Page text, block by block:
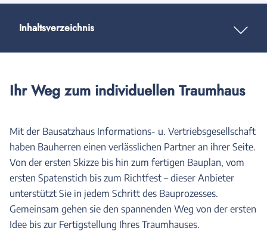
Inhaltsverzeichnis
Ihr Weg zum individuellen Traumhaus
Mit der Bausatzhaus Informations- u. Vertriebsgesellschaft
haben Bauherren einen verlässlichen Partner an ihrer Seite.
Von der ersten Skizze bis hin zum fertigen Bauplan, vom
ersten Spatenstich bis zum Richtfest – dieser Anbieter
unterstützt Sie in jedem Schritt des Bauprozesses.
Gemeinsam gehen sie den spannenden Weg von der ersten
Idee bis zur Fertigstellung Ihres Traumhauses.